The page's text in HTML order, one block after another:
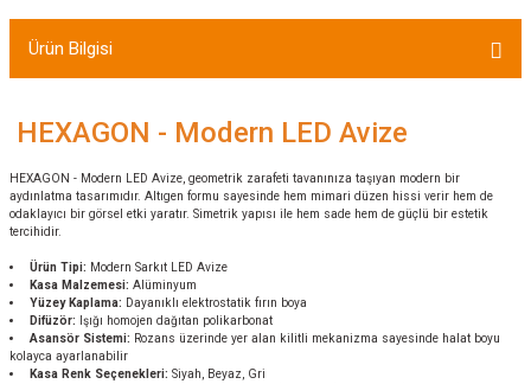
Ürün Bilgisi
HEXAGON - Modern LED Avize
HEXAGON - Modern LED Avize, geometrik zarafeti tavanınıza taşıyan modern bir
aydınlatma tasarımıdır. Altıgen formu sayesinde hem mimari düzen hissi verir hem de
odaklayıcı bir görsel etki yaratır. Simetrik yapısı ile hem sade hem de güçlü bir estetik
tercihidir.
Ürün Tipi: Modern Sarkıt LED Avize
Kasa Malzemesi: Alüminyum
Yüzey Kaplama: Dayanıklı elektrostatik fırın boya
Difüzör:
Işığı homojen dağıtan polikarbonat
Asansör Sistemi: Rozans üzerinde yer alan kilitli mekanizma sayesinde halat boyu
kolayca ayarlanabilir
Kasa Renk Seçenekleri: Siyah, Beyaz, Gri